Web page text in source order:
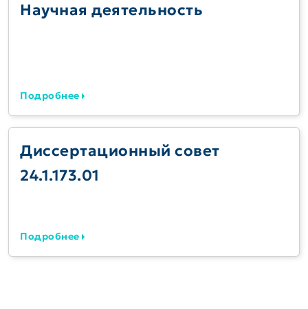
Научная деятельность
Подробнее
Диссертационный совет
24.1.173.01
Подробнее